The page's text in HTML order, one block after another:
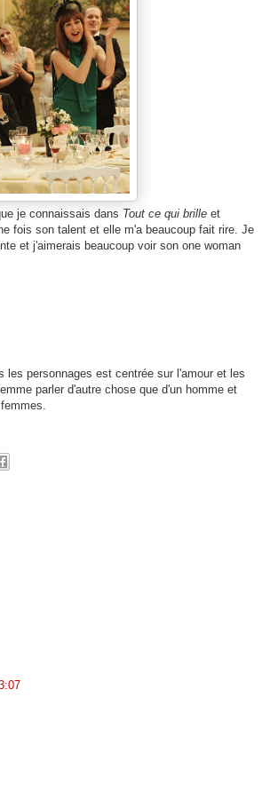
je connaissais dans Tout ce qui brille et
fois son talent et elle m'a beaucoup fait rire. Je
et j'aimerais beaucoup voir son one woman
les personnages est centrée sur l'amour et les
parler d'autre chose que d'un homme et